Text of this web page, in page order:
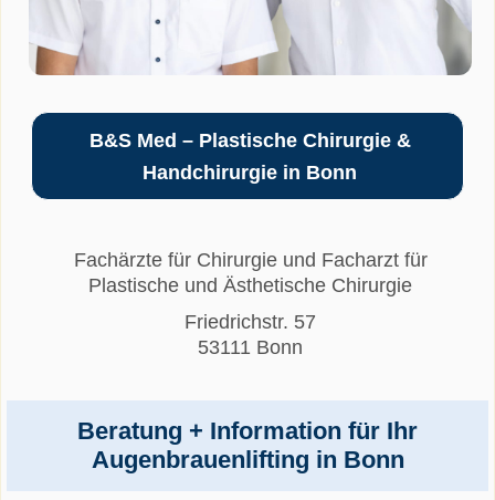
B&S Med – Plastische Chirurgie &
Handchirurgie in Bonn
Fachärzte für Chirurgie und Facharzt für
Plastische und Ästhetische Chirurgie
Friedrichstr. 57
53111 Bonn
Beratung + Information für Ihr
Augenbrauenlifting in Bonn